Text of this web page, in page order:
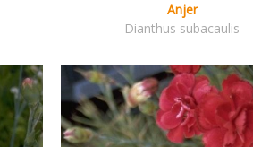
Anjer
Dianthus subacaulis